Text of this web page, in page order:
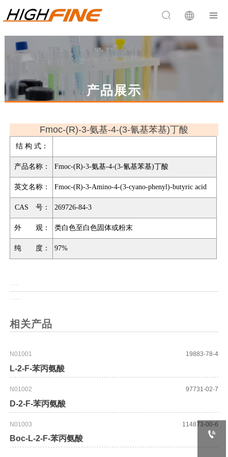
 
产品展示
Fmoc-(R)-3-氨基-4-(3-氰基苯基)丁酸
结 构 式：
产品名称： Fmoc-(R)-3-氨基-4-(3-氰基苯基)丁酸
英文名称： Fmoc-(R)-3-Amino-4-(3-cyano-phenyl)-butyric acid
CAS 号： 269726-84-3
外 观： 类白色至白色固体或粉末
纯 度： 97%
相关产品
N01001
L-2-F-苯丙氨酸
19883-78-4
N01002
D-2-F-苯丙氨酸
97731-02-7
N01003
Boc-L-2-F-苯丙氨酸
114873-00-6
